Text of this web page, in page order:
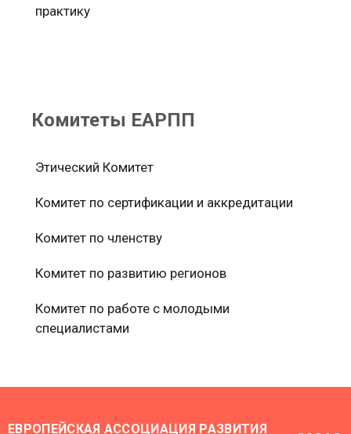
практику
Комитеты ЕАРПП
Этический Комитет
Комитет по сертификации и аккредитации
Комитет по членству
Комитет по развитию регионов
Комитет по работе с молодыми
специалистами
ЕВРОПЕЙСКАЯ АССОЦИАЦИЯ РАЗВИТИЯ